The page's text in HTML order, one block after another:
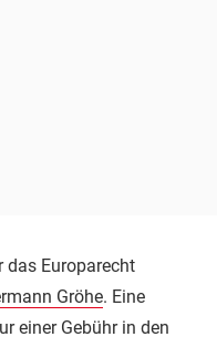
das Europarecht
Gröhe. Eine
einer Gebühr in den